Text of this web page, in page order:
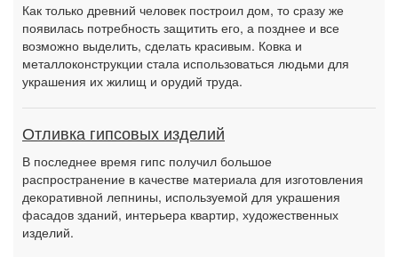
Как только древний человек построил дом, то сразу же
появилась потребность защитить его, а позднее и все
возможно выделить, сделать красивым. Ковка и
металлоконструкции стала использоваться людьми для
украшения их жилищ и орудий труда.
Отливка гипсовых изделий
В последнее время гипс получил большое
распространение в качестве материала для изготовления
декоративной лепнины, используемой для украшения
фасадов зданий, интерьера квартир, художественных
изделий.